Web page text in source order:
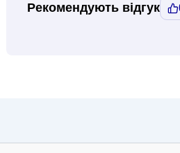
Рекомендують відгук